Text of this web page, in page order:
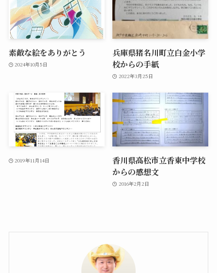
素敵な絵をありがとう
2024年10月5日
兵庫県猪名川町立白金小学
校からの手紙
2022年3月25日
2019年11月14日
香川県高松市立香東中学校
からの感想文
2016年2月2日